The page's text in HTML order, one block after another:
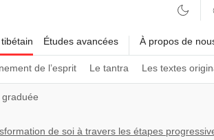
de l’esprit Le tantra Les textes
Études avancées À propos de
de soi à travers les étapes